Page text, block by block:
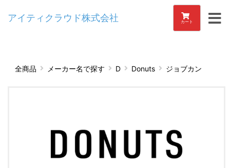
アイティクラウド株式会社 カート
全商品 メーカー名で探す D Donuts ジョブカン